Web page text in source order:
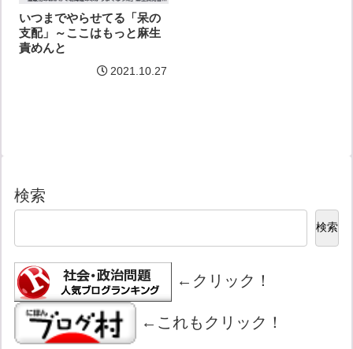
いつまでやらせてる「呆の
支配」～ここはもっと麻生
責めんと
2021.10.27
検索
検索
←クリック！
←これもクリック！